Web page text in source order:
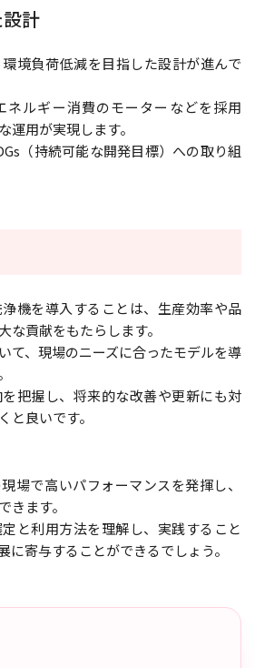
計
境負荷低減を目指した設計が進んで
ネルギー消費のモーターなどを採用
運用が実現します。
（持続可能な開発目標）への取り組
機を導入することは、生産効率や品
な貢献をもたらします。
て、現場のニーズに合ったモデルを導
把握し、将来的な改善や更新にも対
と良いです。
場で高いパフォーマンスを発揮し、
きます。
と利用方法を理解し、実践すること
に寄与することができるでしょう。